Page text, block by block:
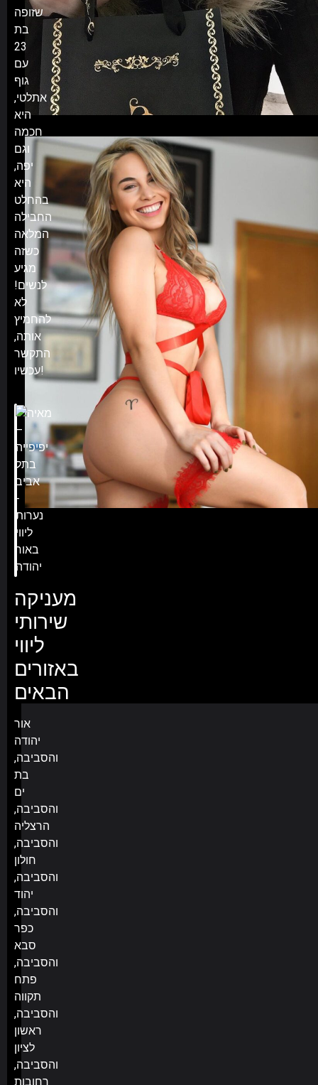
שזופה
בת
23
עם
גוף
אתלטי,
היא
חכמה
וגם
יפה,
היא
בהחלט
החבילה
המלאה
כשזה
מגיע
לנשים!
לא
להחמיץ
אותה,
התקשר
עכשיו!
מעניקה
שירותי
ליווי
באזורים
הבאים
אור
יהודה
והסביבה,
בת
ים
והסביבה,
הרצליה
והסביבה,
חולון
והסביבה,
יהוד
והסביבה,
כפר
סבא
והסביבה,
פתח
תקווה
והסביבה,
ראשון
לציון
והסביבה,
רחובות